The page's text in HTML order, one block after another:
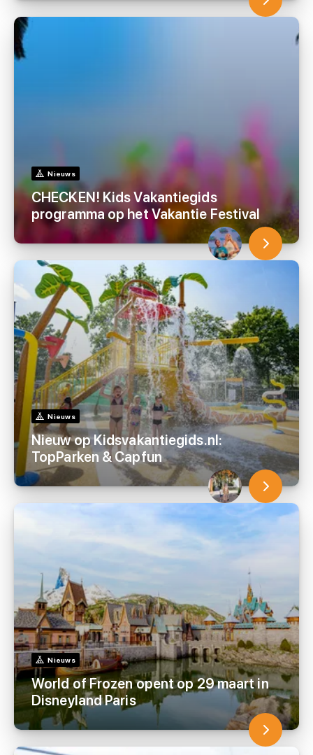
Nieuws
CHECKEN! Kids Vakantiegids
programma op het Vakantie Festival
Nieuws
Nieuw op Kidsvakantiegids.nl:
TopParken & Capfun
Nieuws
World of Frozen opent op 29 maart in
Disneyland Paris